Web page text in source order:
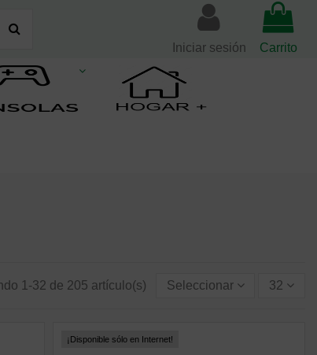
Iniciar sesión Carrito
1-32 de 205 artículo(s) Seleccionar 32
¡Disponible sólo en Internet!